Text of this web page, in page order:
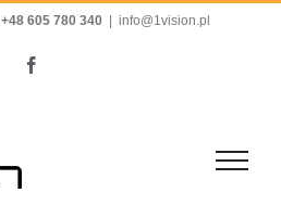
+48 605 780 340 info@1vision.pl